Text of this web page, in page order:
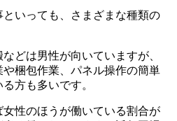
いっても、さまざまな種類の
どは男性が向いていますが、
梱包作業、パネル操作の簡単
方も多いです。
性のほうが働いている割合が